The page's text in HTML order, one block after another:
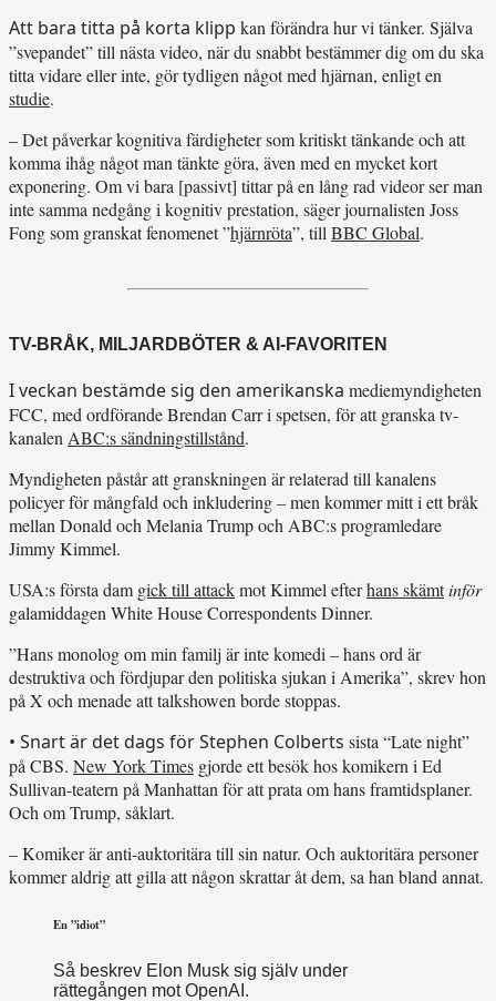
Att bara titta på korta klipp kan förändra hur vi tänker. Själva
”svepandet” till nästa video, när du snabbt bestämmer dig om du ska
titta vidare eller inte, gör tydligen något med hjärnan, enligt en
studie.
– Det påverkar kognitiva färdigheter som kritiskt tänkande och att
komma ihåg något man tänkte göra, även med en mycket kort
exponering. Om vi ​​bara [passivt] tittar på en lång rad videor ser man
inte samma nedgång i kognitiv prestation, säger journalisten Joss
Fong som granskat fenomenet ”hjärnröta”, tillBBC Global.
TV-BRÅK, MILJARDBÖTER & AI-FAVORITEN
I veckan bestämde sig den amerikanska mediemyndigheten
FCC, med ordförande Brendan Carr i spetsen, för att granska tv-
kanalenABC:s sändningstillstånd.
Myndigheten påstår att granskningen är relaterad till kanalens
policyer för mångfald och inkludering – men kommer mitt i ett bråk
mellan Donald och Melania Trump och ABC:s programledare
Jimmy Kimmel.
USA:s första dam gick till attackmot Kimmel efterhans skämtinför
galamiddagen White House Correspondents Dinner.
”Hans monolog om min familj är inte komedi – hans ord är
destruktiva och fördjupar den politiska sjukan i Amerika”, skrev hon
på X och menade att talkshowen borde stoppas.
• Snart är det dags för Stephen Colberts sista “Late night”
på CBS. New York Times gjorde ett besök hos komikern i Ed
Sullivan-teatern på Manhattan för att prata om hans framtidsplaner.
Och om Trump, såklart.
– Komiker är anti-auktoritära till sin natur. Och auktoritära personer
kommer aldrig att gilla att någon skrattar åt dem, sa han bland annat.
En ”idiot”
Så beskrev Elon Musk sig själv under
rättegången mot OpenAI.